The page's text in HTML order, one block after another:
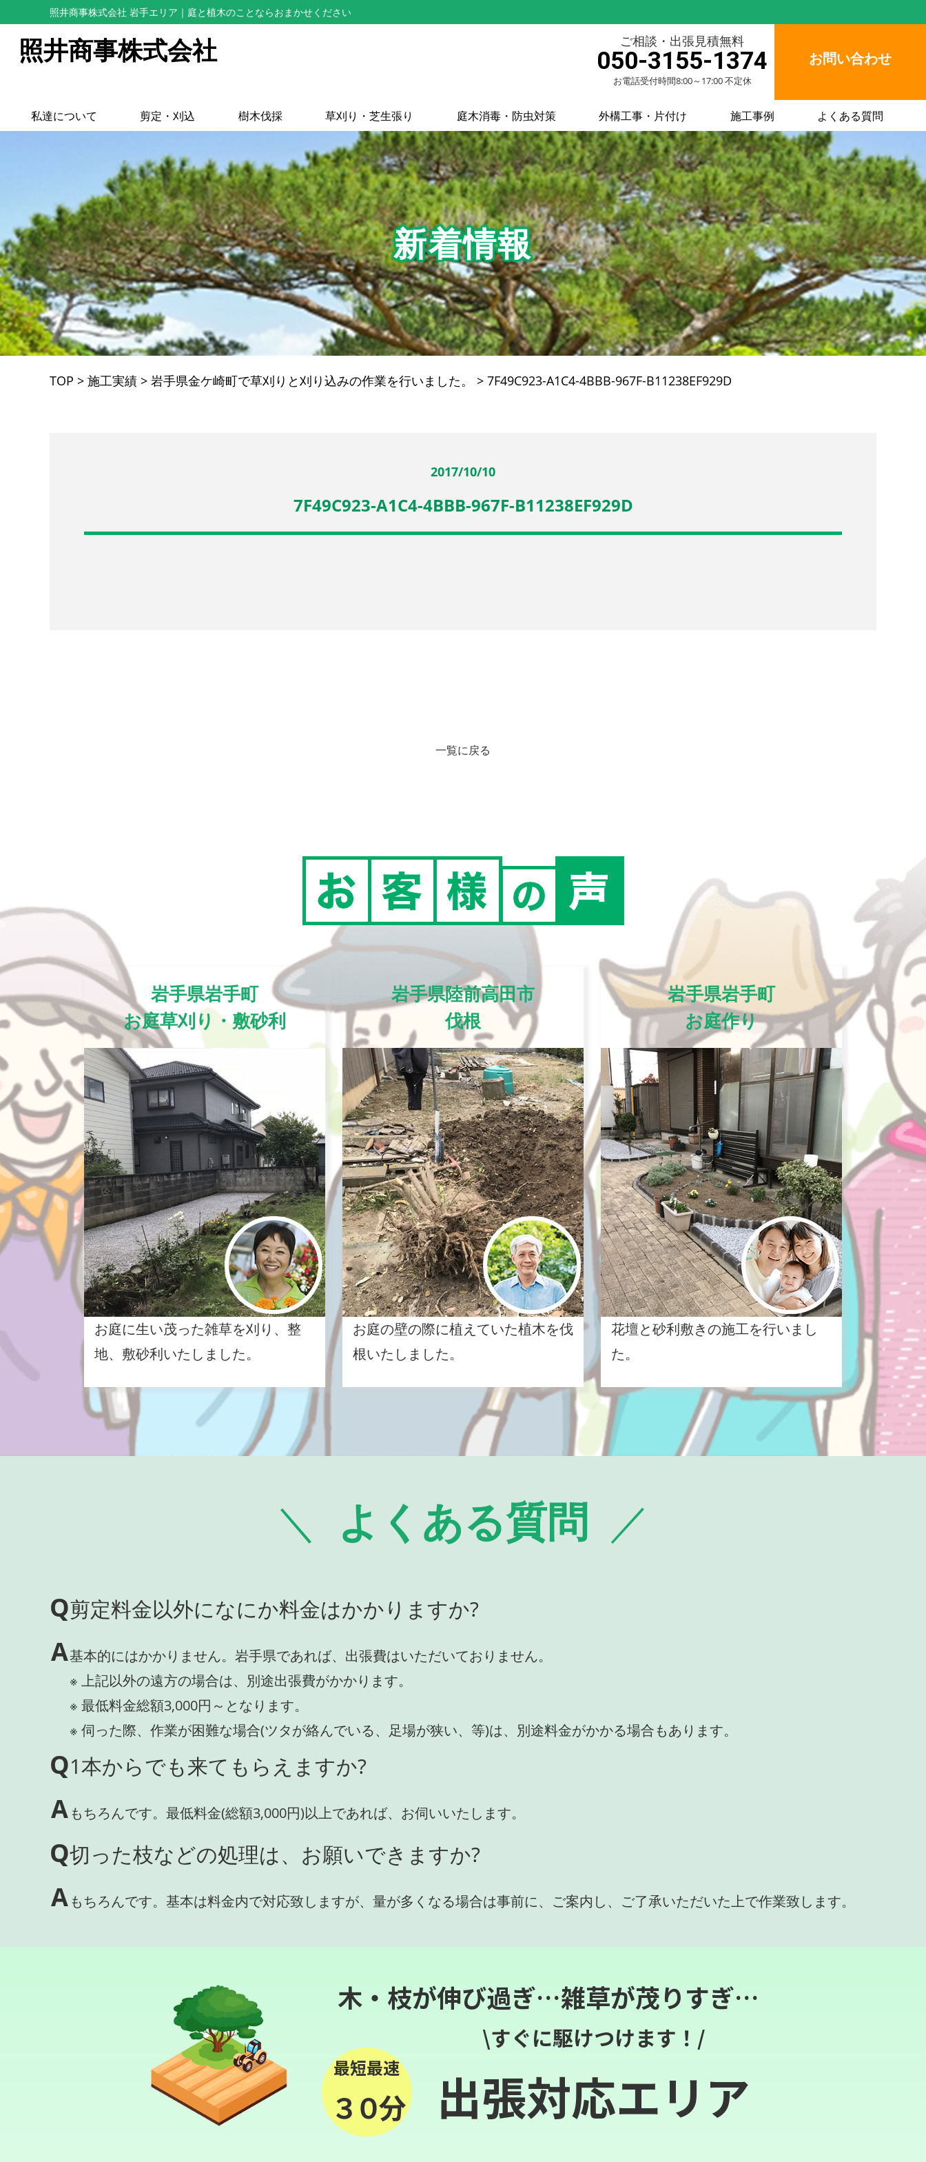
照井商事株式会社 岩手エリア ｜庭と植木のことならおまかせください
照井商事株式会社 ご相談・出張見積無料
050-3155-1374
お電話受付時間8:00～17:00 不定休
お問い合わせ
私達について 剪定・刈込 樹木伐採 草刈り・芝生張り 庭木消毒・防虫対策 外構工事・片付け 施工事例 よくある質問
新着情報
TOP > 施工実績 > 岩手県金ケ崎町で草刈りと刈り込みの作業を行いました。 > 7F49C923-A1C4-4BBB-967F-B11238EF929D
2017/10/10
7F49C923-A1C4-4BBB-967F-B11238EF929D
一覧に戻る
岩手県岩手町
お庭草刈り・敷砂利
お庭に生い茂った雑草を刈り、整
地、敷砂利いたしました。
岩手県陸前高田市
伐根
お庭の壁の際に植えていた植木を伐
根いたしました。
岩手県岩手町
お庭作り
花壇と砂利敷きの施工を行いまし
た。
よくある質問
Q剪定料金以外になにか料金はかかりますか?
A基本的にはかかりません。岩手県であれば、出張費はいただいておりません。
※ 上記以外の遠方の場合は、別途出張費がかかります。
※ 最低料金総額3,000円～となります。
※ 伺った際、作業が困難な場合(ツタが絡んでいる、足場が狭い、等)は、別途料金がかかる場合もあります。
Q1本からでも来てもらえますか?
Aもちろんです。最低料金(総額3,000円)以上であれば、お伺いいたします。
Q切った枝などの処理は、お願いできますか?
Aもちろんです。基本は料金内で対応致しますが、量が多くなる場合は事前に、ご案内し、ご了承いただいた上で作業致します。
木・枝が伸び過ぎ…雑草が茂りすぎ…
最短最速
３０分
\すぐに駆けつけます！/
出張対応エリア